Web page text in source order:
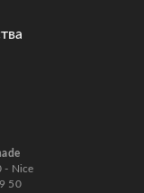
- Nice
50